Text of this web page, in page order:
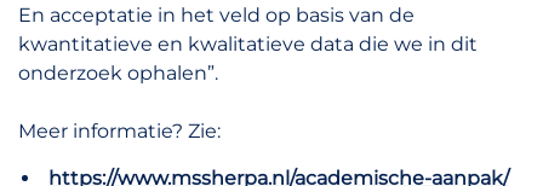
En acceptatie in het veld op basis van de
kwantitatieve en kwalitatieve data die we in dit
onderzoek ophalen”.
Meer informatie? Zie:
https://www.mssherpa.nl/academische-aanpak/